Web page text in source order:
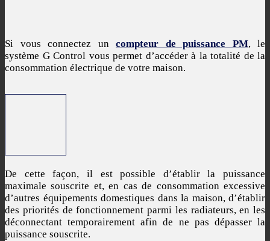
Si vous connectez un compteur de puissance PM, le
système G Control vous permet d’accéder à la totalité de la
consommation électrique de votre maison.
De cette façon, il est possible d’établir la puissance
maximale souscrite et, en cas de consommation excessive
d’autres équipements domestiques dans la maison, d’établir
des priorités de fonctionnement parmi les radiateurs, en les
déconnectant temporairement afin de ne pas dépasser la
puissance souscrite.